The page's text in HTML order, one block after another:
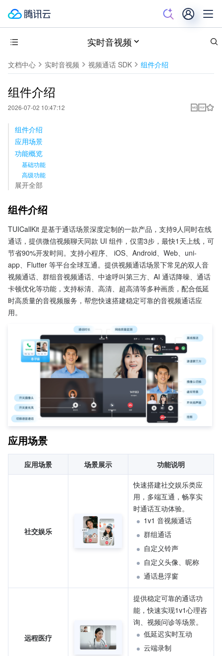
实时音视频
文档中心 实时音视频 视频通话 SDK 组件介绍
组件介绍
2026-07-02 10:47:12
组件介绍
应用场景
功能概览
基础功能
高级功能
展开全部
组件介绍
TUICallKit 是基于通话场景深度定制的一款产品，支持9人同时在线
通话，提供微信视频聊天同款 UI 组件，仅需3步，最快1天上线，可
节省90%开发时间。支持小程序、 iOS、Android、Web、uni-
app、Flutter 等平台全球互通。提供视频通话场景下常见的双人音
视频通话、群组音视频通话、中途呼叫第三方、AI 通话降噪、通话
卡顿优化等功能，支持标清、高清、超高清等多种画质，配合低延
时高质量的音视频服务，帮您快速搭建稳定可靠的音视频通话应
用。
应用场景
应用场景 场景展示 功能说明
社交娱乐
快速搭建社交娱乐类应
用，多端互通，畅享实
时通话互动体验。
1v1 音视频通话
群组通话
自定义铃声
自定义头像、昵称
通话悬浮窗
远程医疗
提供稳定可靠的通话功
能，快速实现1v1心理咨
询、视频问诊等场景。
低延迟实时互动
云端录制